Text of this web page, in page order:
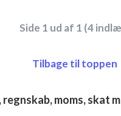
Side 1 ud af 1 (4
Tilbage til toppen
moms, skat